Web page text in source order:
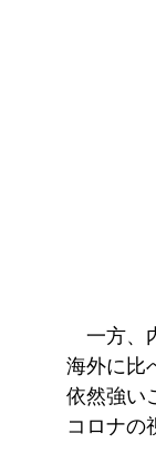
一方、
海外に比
依然強い
コロナの